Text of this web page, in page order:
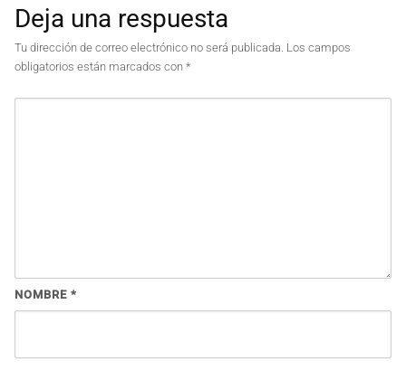
Deja una respuesta
Tu dirección de correo electrónico no será publicada. Los campos
obligatorios están marcados con *
NOMBRE *